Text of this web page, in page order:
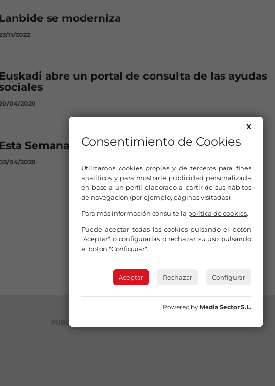
Lanbide se moderniza
11/2022
Euskadi abre un portal de consulta de las ayudas
04/2020
Esta Semana Santa, Quédate en Casa
04/2020
PUBLICIDAD
X
Consentimiento de Cookies
Utilizamos cookies propias y de terceros para fines
analíticos y para mostrarle publicidad personalizada
en base a un perfil elaborado a partir de sus hábitos
de navegación (por ejemplo, páginas visitadas).
Para más información consulte la política de cookies.
Puede aceptar todas las cookies pulsando el botón
"Aceptar" o configurarlas o rechazar su uso pulsando
el botón "Configurar".
Aceptar Rechazar Configurar
Powered by Media Sector S.L.